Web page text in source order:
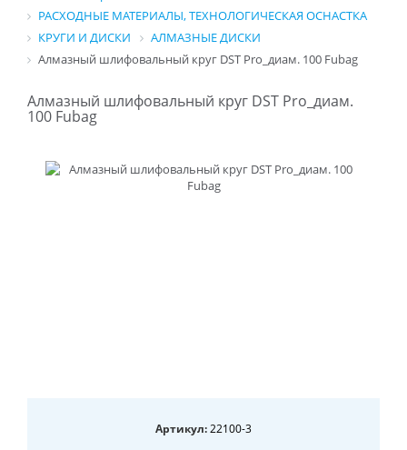
РАСХОДНЫЕ МАТЕРИАЛЫ, ТЕХНОЛОГИЧЕСКАЯ ОСНАСТКА
КРУГИ И ДИСКИ
АЛМАЗНЫЕ ДИСКИ
Алмазный шлифовальный круг DST Pro_диам. 100 Fubag
Алмазный шлифовальный круг DST Pro_диам.
100 Fubag
Артикул: 22100-3